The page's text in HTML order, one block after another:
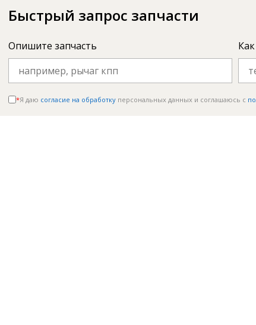
Быстрый запрос запчасти
Опишите запчасть
*Я даю согласие на обработку персональных данных и соглашаюсь c